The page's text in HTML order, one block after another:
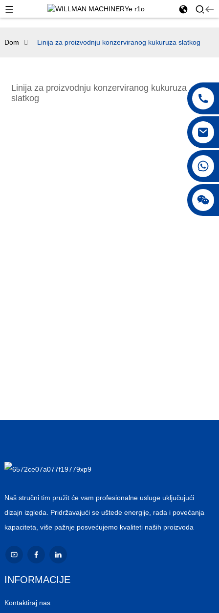
Dom Linija za proizvodnju konzerviranog kukuruza slatkog
Linija za proizvodnju konzerviranog kukuruza
slatkog
Naš stručni tim pružit će vam profesionalne usluge uključujući
dizajn izgleda. Pridržavajući se uštede energije, rada i povećanja
kapaciteta, više pažnje posvećujemo kvaliteti naših proizvoda
INFORMACIJE
Kontaktiraj nas